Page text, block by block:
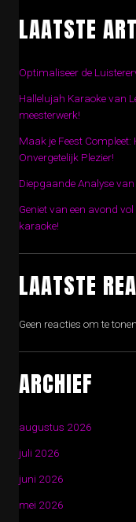
LAATSTE
Optimaliseer de
Hallelujah Karaoke van
meesterwerk!
Maak je Feest
Onvergetelijk Plezier!
Diepgaande Analyse
Geniet van een avond
karaoke!
LAATSTE
Geen reacties om te tonen.
ARCHIEF
augustus 2026
juli 2026
juni 2026
mei 2026